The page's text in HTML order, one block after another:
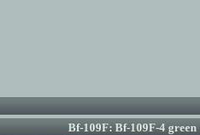
Bf-109F: Bf-109F-4 green